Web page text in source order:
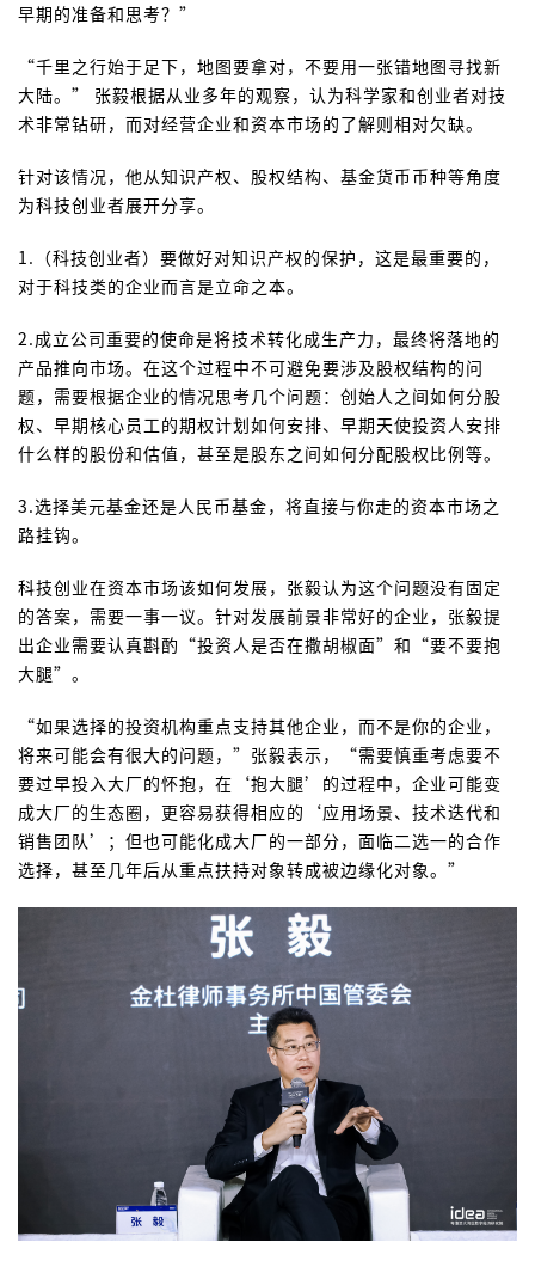
早期的准备和思考？”
“千里之行始于足下，地图要拿对，不要用一张错地图寻找新
大陆。” 张毅根据从业多年的观察，认为科学家和创业者对技
术非常钻研，而对经营企业和资本市场的了解则相对欠缺。
针对该情况，他从知识产权、股权结构、基金货币币种等角度
为科技创业者展开分享。
1.（科技创业者）要做好对知识产权的保护，这是最重要的，
对于科技类的企业而言是立命之本。
2.成立公司重要的使命是将技术转化成生产力，最终将落地的
产品推向市场。在这个过程中不可避免要涉及股权结构的问
题，需要根据企业的情况思考几个问题：创始人之间如何分股
权、早期核心员工的期权计划如何安排、早期天使投资人安排
什么样的股份和估值，甚至是股东之间如何分配股权比例等。
3.选择美元基金还是人民币基金，将直接与你走的资本市场之
路挂钩。
科技创业在资本市场该如何发展，张毅认为这个问题没有固定
的答案，需要一事一议。针对发展前景非常好的企业，张毅提
出企业需要认真斟酌“投资人是否在撒胡椒面”和“要不要抱
大腿”。
“如果选择的投资机构重点支持其他企业，而不是你的企业，
将来可能会有很大的问题，”张毅表示，“需要慎重考虑要不
要过早投入大厂的怀抱，在‘抱大腿’的过程中，企业可能变
成大厂的生态圈，更容易获得相应的‘应用场景、技术迭代和
销售团队’；但也可能化成大厂的一部分，面临二选一的合作
选择，甚至几年后从重点扶持对象转成被边缘化对象。”